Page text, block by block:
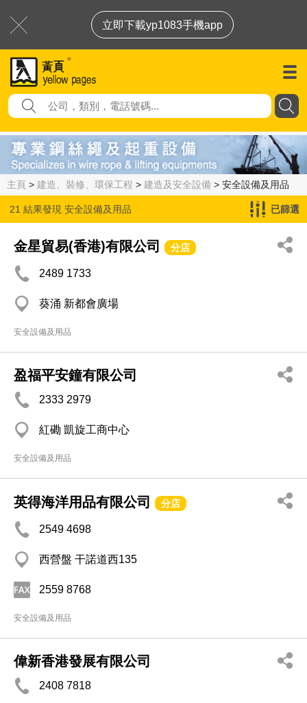
立即下載yp1083手機app
主頁 > 建造、裝修、環保工程 > 建造及安全設備 > 安全設備及用品
21 結果發現 安全設備及用品 已篩選
金星貿易(香港)有限公司 分店
2489 1733
葵涌 新都會廣場
安全設備及用品
盈福平安鐘有限公司
2333 2979
紅磡 凱旋工商中心
安全設備及用品
英得海洋用品有限公司 分店
2549 4698
西營盤 干諾道西135
2559 8768
安全設備及用品
偉新香港發展有限公司
2408 7818